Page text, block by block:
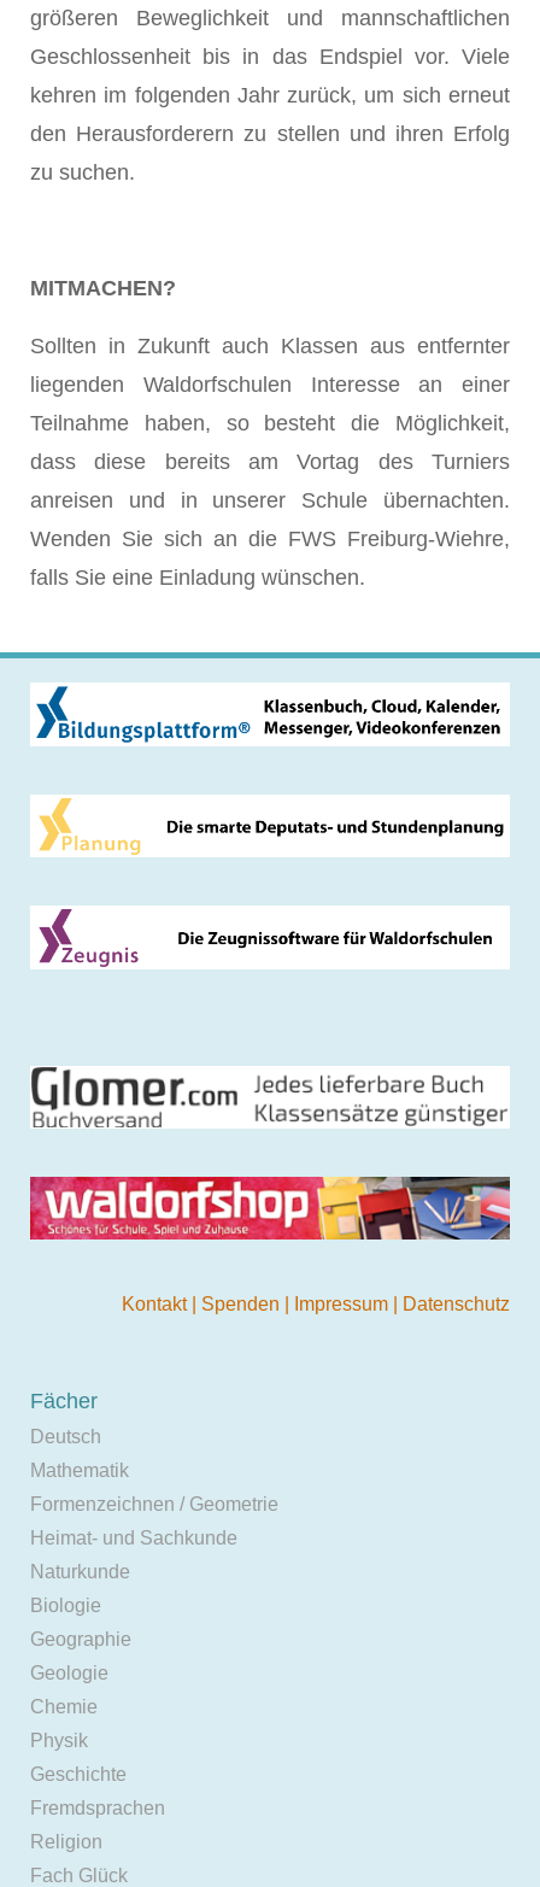
größeren Beweglichkeit und mannschaftlichen
Geschlossenheit bis in das Endspiel vor. Viele
kehren im folgenden Jahr zurück, um sich erneut
den Herausforderern zu stellen und ihren Erfolg
zu suchen.
MITMACHEN?
Sollten in Zukunft auch Klassen aus entfernter
liegenden Waldorfschulen Interesse an einer
Teilnahme haben, so besteht die Möglichkeit,
dass diese bereits am Vortag des Turniers
anreisen und in unserer Schule übernachten.
Wenden Sie sich an die FWS Freiburg-Wiehre,
falls Sie eine Einladung wünschen.
Kontakt Spenden Impressum Datenschutz
Fächer
Deutsch
Mathematik
Formenzeichnen / Geometrie
Heimat- und Sachkunde
Naturkunde
Biologie
Geographie
Geologie
Chemie
Physik
Geschichte
Fremdsprachen
Religion
Fach Glück